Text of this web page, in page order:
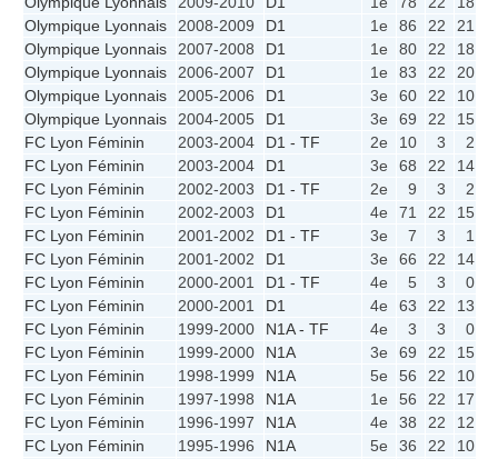
Olympique Lyonnais
2008-2009 D1 1e 86 22 21
Olympique Lyonnais
2007-2008 D1 1e 80 22 18
Olympique Lyonnais
2006-2007 D1 1e 83 22 20
Olympique Lyonnais
2005-2006 D1 3e 60 22 10
Olympique Lyonnais
2004-2005 D1 3e 69 22 15
FC Lyon Féminin
2003-2004 D1 - TF 2e 10 3 2
FC Lyon Féminin
2003-2004 D1 3e 68 22 14
FC Lyon Féminin
2002-2003 D1 - TF 2e 9 3 2
FC Lyon Féminin
2002-2003 D1 4e 71 22 15
FC Lyon Féminin
2001-2002 D1 - TF 3e 7 3 1
FC Lyon Féminin
2001-2002 D1 3e 66 22 14
FC Lyon Féminin
2000-2001 D1 - TF 4e 5 3 0
FC Lyon Féminin
2000-2001 D1 4e 63 22 13
FC Lyon Féminin
1999-2000 N1A - TF 4e 3 3 0
FC Lyon Féminin
1999-2000 N1A 3e 69 22 15
FC Lyon Féminin
1998-1999 N1A 5e 56 22 10
FC Lyon Féminin
1997-1998 N1A 1e 56 22 17
FC Lyon Féminin
1996-1997 N1A 4e 38 22 12
FC Lyon Féminin
1995-1996 N1A 5e 36 22 10